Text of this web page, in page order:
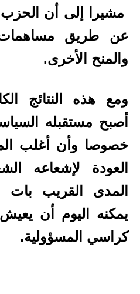
مشيرا إلى أن الحزب
عن طريق مساهمات
والمنح الأخرى.
ومع هذه النتائج
أصبح مستقبله
خصوصا وأن أغلب
العودة لإشعاعه
المدى القريب
يمكنه اليوم أن
كراسي المسؤولية.